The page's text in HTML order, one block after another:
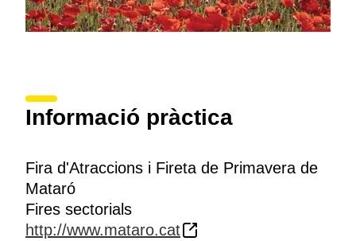
Informació pràctica
Fira d'Atraccions i Fireta de Primavera de
Mataró
Fires sectorials
http://www.mataro.cat